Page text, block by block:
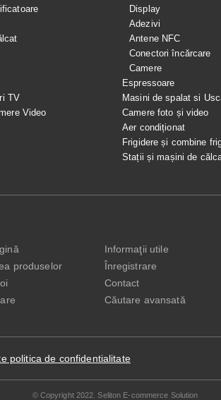
TV
Video
Display
Adezivi
Antene NFC
Conectori încărcare
Camere
Espressoare
Masini de spalat si
Camere foto și video
Aer condiționat
Frigidere și combine
Stații și mașini de
produselor
Informaţii utile
Înregistrare
Contact
Căutare avansată
politica de confidentialitate
© Copyright 2022. Seliton E-commerce Solution